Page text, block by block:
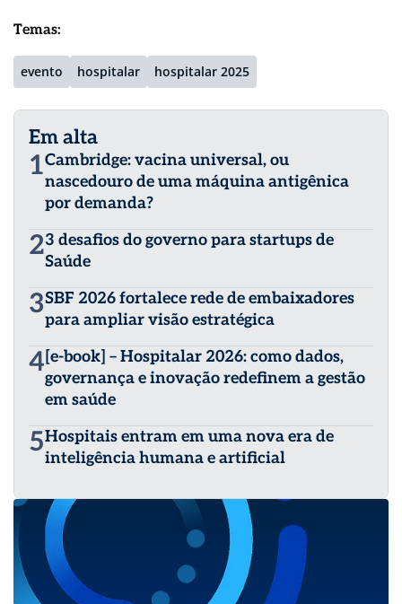
Temas:
evento hospitalar hospitalar 2025
Em alta
1Cambridge: vacina universal, ou
nascedouro de uma máquina antigênica
por demanda?
23 desafios do governo para startups de
Saúde
3SBF 2026 fortalece rede de embaixadores
para ampliar visão estratégica
4[e-book] – Hospitalar 2026: como dados,
governança e inovação redefinem a gestão
em saúde
5Hospitais entram em uma nova era de
inteligência humana e artificial